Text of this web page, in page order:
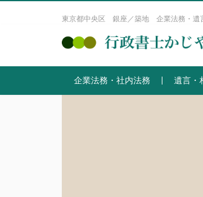
へ
キ
ョ
に
東京都中央区 銀座／築地 企業法務・遺
企業法務・社内法務 遺言・